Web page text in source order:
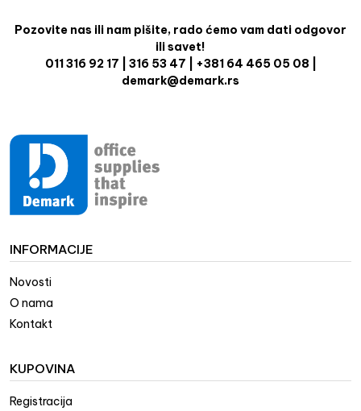
Pozovite nas ili nam pišite, rado ćemo vam dati odgovor
ili savet!
011 316 92 17 | 316 53 47 | +381 64 465 05 08 |
demark@demark.rs
INFORMACIJE
Novosti
O nama
Kontakt
KUPOVINA
Registracija